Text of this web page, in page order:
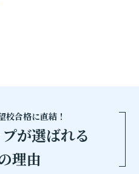
校合格に直結！
が選ばれる
理由